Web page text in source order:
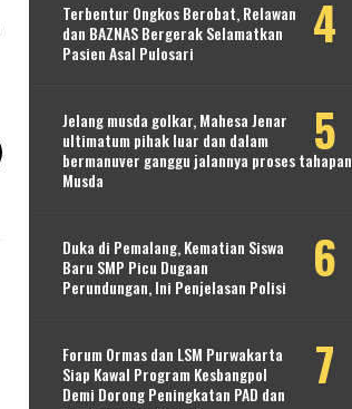
Terbentur Ongkos Berobat, Relawan
dan BAZNAS Bergerak Selamatkan
Pasien Asal Pulosari
Jelang musda golkar, Mahesa Jenar
ultimatum pihak luar dan dalam
bermanuver ganggu jalannya proses tahapan
Musda
Duka di Pemalang, Kematian Siswa
Baru SMP Picu Dugaan
Perundungan, Ini Penjelasan Polisi
Forum Ormas dan LSM Purwakarta
Siap Kawal Program Kesbangpol
Demi Dorong Peningkatan PAD dan